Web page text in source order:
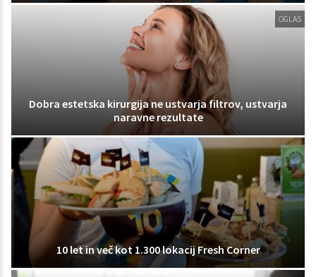
OGLAS
Dobra estetska kirurgija ne ustvarja filtrov, ustvarja
naravne rezultate
10 let in več kot 1.300 lokacij Fresh Corner